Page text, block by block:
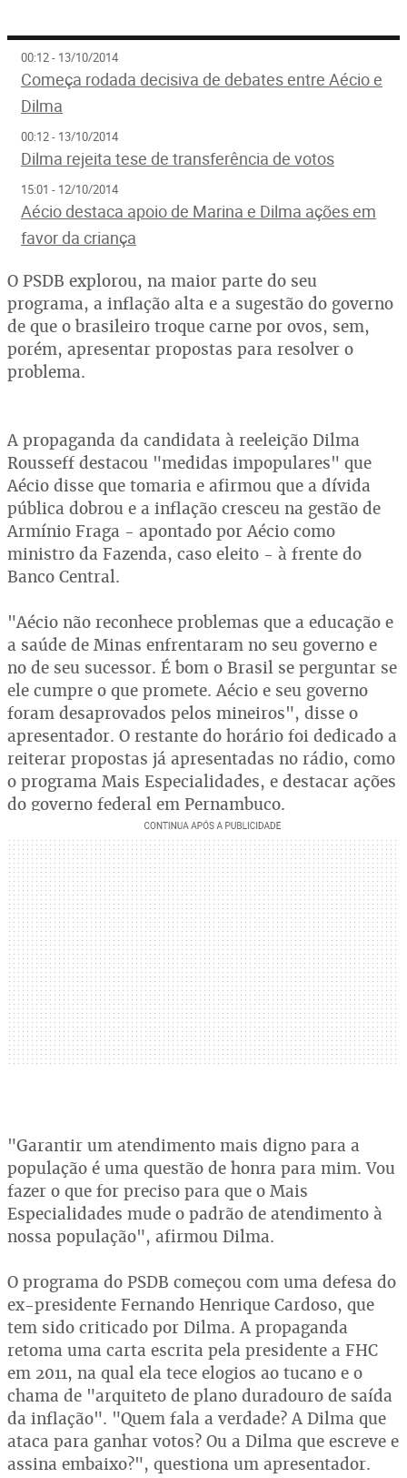
00:12 - 13/10/2014
Começa rodada decisiva de debates entre Aécio e
Dilma
00:12 - 13/10/2014
Dilma rejeita tese de transferência de votos
15:01 - 12/10/2014
Aécio destaca apoio de Marina e Dilma ações em
favor da criança
O PSDB explorou, na maior parte do seu
programa, a inflação alta e a sugestão do governo
de que o brasileiro troque carne por ovos, sem,
porém, apresentar propostas para resolver o
problema.
A propaganda da candidata à reeleição Dilma
Rousseff destacou "medidas impopulares" que
Aécio disse que tomaria e afirmou que a dívida
pública dobrou e a inflação cresceu na gestão de
Armínio Fraga - apontado por Aécio como
ministro da Fazenda, caso eleito - à frente do
Banco Central.
"Aécio não reconhece problemas que a educação e
a saúde de Minas enfrentaram no seu governo e
no de seu sucessor. É bom o Brasil se perguntar se
ele cumpre o que promete. Aécio e seu governo
foram desaprovados pelos mineiros", disse o
apresentador. O restante do horário foi dedicado a
reiterar propostas já apresentadas no rádio, como
o programa Mais Especialidades, e destacar ações
do governo federal em Pernambuco.
"Garantir um atendimento mais digno para a
população é uma questão de honra para mim. Vou
fazer o que for preciso para que o Mais
Especialidades mude o padrão de atendimento à
nossa população", afirmou Dilma.
O programa do PSDB começou com uma defesa do
ex-presidente Fernando Henrique Cardoso, que
tem sido criticado por Dilma. A propaganda
retoma uma carta escrita pela presidente a FHC
em 2011, na qual ela tece elogios ao tucano e o
chama de "arquiteto de plano duradouro de saída
da inflação". "Quem fala a verdade? A Dilma que
ataca para ganhar votos? Ou a Dilma que escreve e
assina embaixo?", questiona um apresentador.